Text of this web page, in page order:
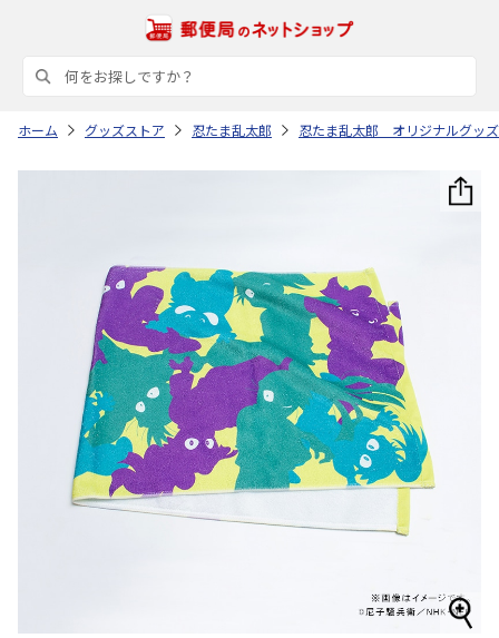
ホーム グッズストア 忍たま乱太郎 忍たま乱太郎 オリジナルグッズ